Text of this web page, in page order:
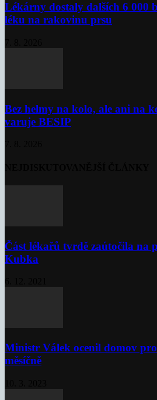
Lékárny dostaly dalších 6 000
léku na rakovinu prsu
Bez helmy na kolo, ale ani na
varuje BESIP
Část lékařů tvrdě zaútočila na
Kubka
Ministr Válek ocenil domov
měsíčně